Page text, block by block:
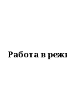
Работа в